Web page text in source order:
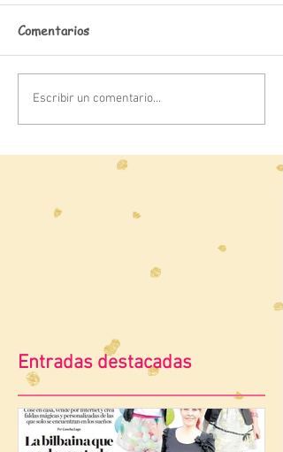
Comentarios
Escribir un comentario...
Entradas destacadas